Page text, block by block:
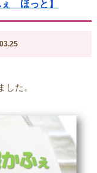
ぇ ほっと】
た。